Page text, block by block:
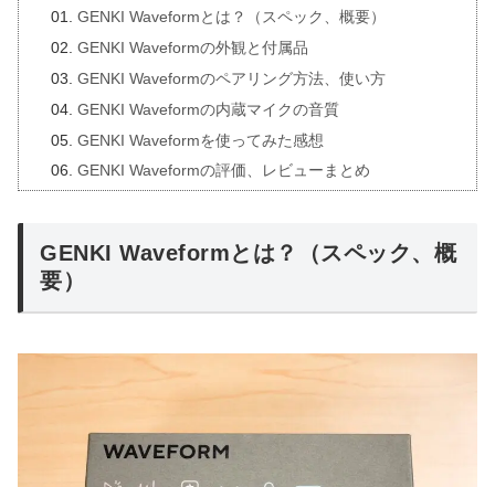
GENKI Waveformとは？（スペック、概要）
GENKI Waveformの外観と付属品
GENKI Waveformのペアリング方法、使い方
GENKI Waveformの内蔵マイクの音質
GENKI Waveformを使ってみた感想
GENKI Waveformの評価、レビューまとめ
GENKI Waveformとは？（スペック、概
要）